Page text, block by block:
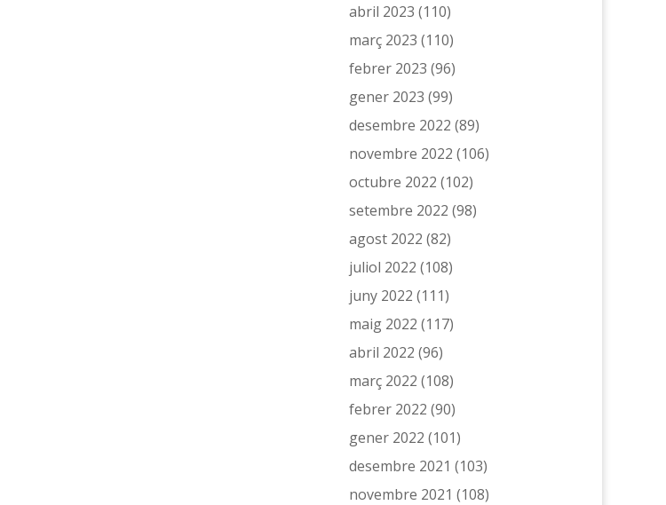
abril 2023 (110)
març 2023 (110)
febrer 2023 (96)
gener 2023 (99)
desembre 2022 (89)
novembre 2022 (106)
octubre 2022 (102)
setembre 2022 (98)
agost 2022 (82)
juliol 2022 (108)
juny 2022 (111)
maig 2022 (117)
abril 2022 (96)
març 2022 (108)
febrer 2022 (90)
gener 2022 (101)
desembre 2021 (103)
novembre 2021 (108)